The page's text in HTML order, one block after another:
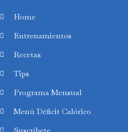
Home
Entrenamientos
Recetas
Tips
Programa Mensual
Menú Déficit Calórico